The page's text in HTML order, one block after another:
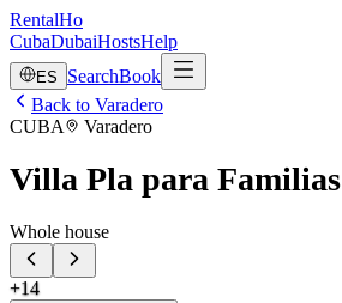
RentalHo
CubaDubaiHostsHelp
ES SearchBook
Back to Varadero
CUBA
Varadero
Villa Pla para Familias
Whole house
+14